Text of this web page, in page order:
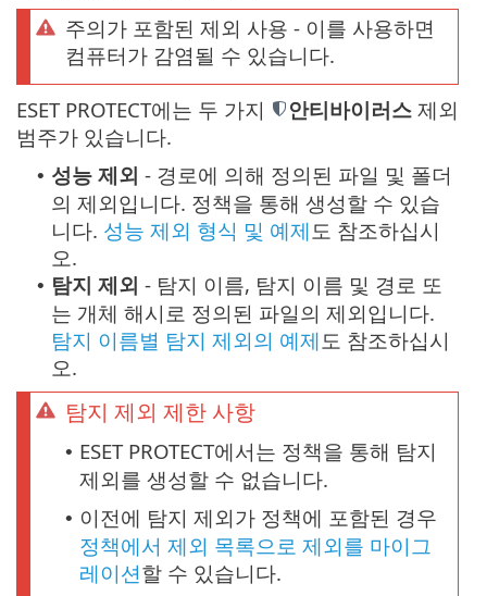
주의가 포함된 제외 사용 - 이를 사용하면
컴퓨터가 감염될 수 있습니다.
ESET PROTECT에는 두 가지
안티바이러스 제외
범주가 있습니다.
• 성능 제외 - 경로에 의해 정의된 파일 및 폴더
의 제외입니다. 정책을 통해 생성할 수 있습
니다. 성능 제외 형식 및 예제도 참조하십시
오.
• 탐지 제외 - 탐지 이름, 탐지 이름 및 경로 또
는 개체 해시로 정의된 파일의 제외입니다.
탐지 이름별 탐지 제외의 예제도 참조하십시
오.
탐지 제외 제한 사항
• ESET PROTECT에서는 정책을 통해 탐지
제외를 생성할 수 없습니다.
• 이전에 탐지 제외가 정책에 포함된 경우
정책에서 제외 목록으로 제외를 마이그
레이션할 수 있습니다.